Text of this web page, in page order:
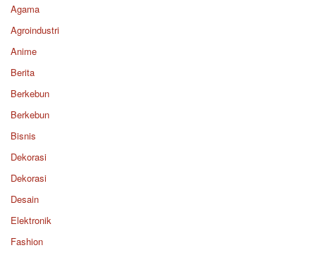
Agama
Agroindustri
Anime
Berita
Berkebun
Berkebun
Bisnis
Dekorasi
Dekorasi
Desain
Elektronik
Fashion